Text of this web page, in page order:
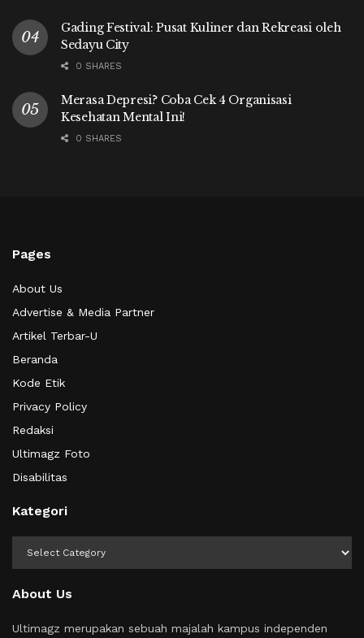
Gading Festival: Pusat Kuliner dan Rekreasi oleh
Sedayu City
0 SHARES
Merasa Depresi? Coba Cek 4 Organisasi
Kesehatan Mental Ini!
0 SHARES
Pages
About Us
Advertise & Media Partner
Artikel Terbar-U
Beranda
Kode Etik
Privacy Policy
Redaksi
Ultimagz Foto
Disabilitas
Kategori
About Us
Ultimagz merupakan sebuah majalah kampus independen